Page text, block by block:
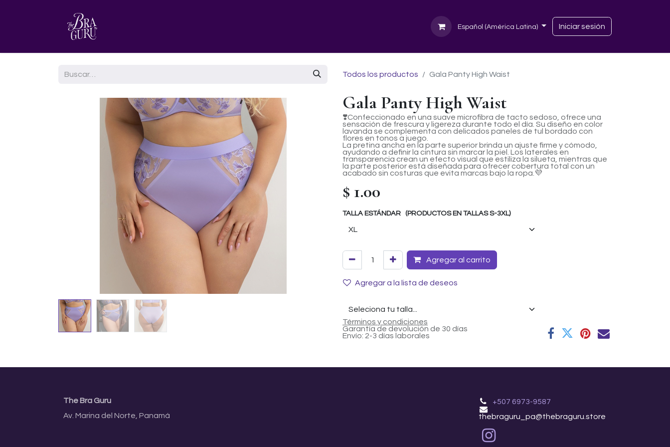
Español (América Latina) Iniciar sesión
Todos los productos Gala Panty High Waist
Gala Panty High Waist
❣️Confeccionado en una suave microfibra de tacto sedoso, ofrece una
sensación de frescura y ligereza durante todo el día. Su diseño en color
lavanda se complementa con delicados paneles de tul bordado con
flores en tonos a juego.
La pretina ancha en la parte superior brinda un ajuste firme y cómodo,
ayudando a definir la cintura sin marcar la piel. Los laterales en
transparencia crean un efecto visual que estiliza la silueta, mientras que
la parte posterior está diseñada para ofrecer cobertura total con un
acabado sin costuras que evita marcas bajo la ropa.💜
$ 1.00
TALLA ESTÁNDAR (PRODUCTOS EN TALLAS S-3XL)
Agregar al carrito
Agregar a la lista de deseos
Términos y condiciones
Garantía de devolución de 30 días
Envío: 2-3 días laborales
+507 6973-9587
thebraguru_pa@thebraguru.store
The Bra Guru
Av. Marina del Norte, Panamá